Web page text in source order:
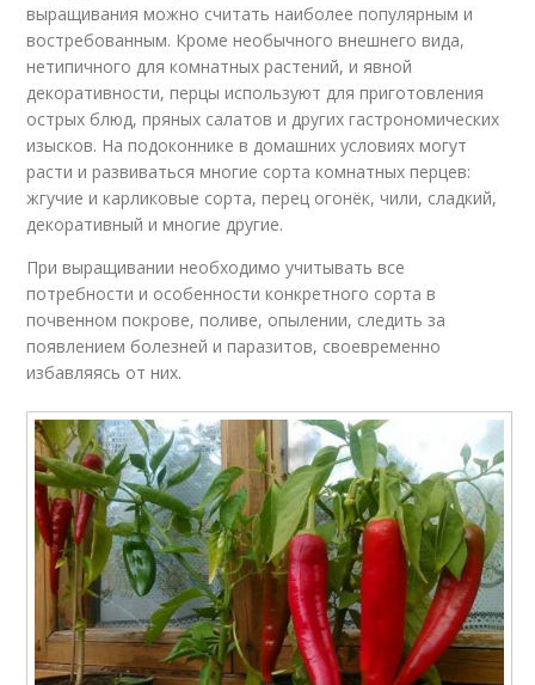
выращивания можно считать наиболее популярным и
востребованным. Кроме необычного внешнего вида,
нетипичного для комнатных растений, и явной
декоративности, перцы используют для приготовления
острых блюд, пряных салатов и других гастрономических
изысков. На подоконнике в домашних условиях могут
расти и развиваться многие сорта комнатных перцев:
жгучие и карликовые сорта, перец огонёк, чили, сладкий,
декоративный и многие другие.
При выращивании необходимо учитывать все
потребности и особенности конкретного сорта в
почвенном покрове, поливе, опылении, следить за
появлением болезней и паразитов, своевременно
избавляясь от них.